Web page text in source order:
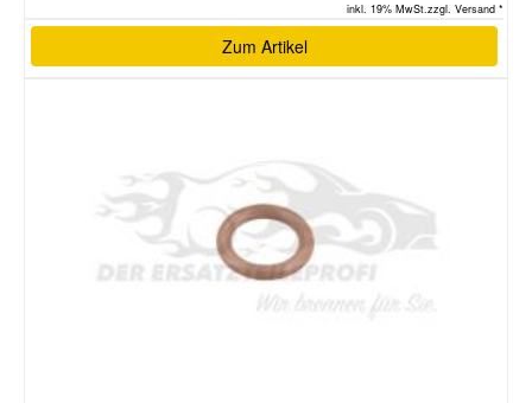
inkl. 19% MwSt.zzgl. Versand *
Zum Artikel